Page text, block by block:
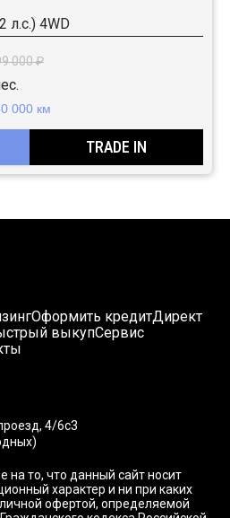
л.с.) 4WD
000 ₽
000 км
TRADE IN
Оформить кредитДирект
выкупСервис
4/6с3
то, что данный сайт носит
характер и ни при каких
офертой, определяемой